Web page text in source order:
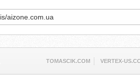
TOMASCIK.COM VERTEX-